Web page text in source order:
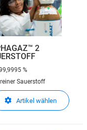
2
%
Sauerstoff
Artikel wählen